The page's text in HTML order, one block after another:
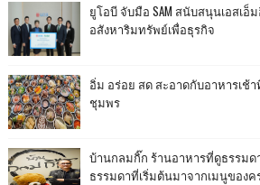
ยูโอบี จับมือ SAM สนับสนุนเอสเอ็
อสังหาริมทรัพย์เพื่อธุรกิจ
อิ่ม อร่อย สด สะอาดกับอาหารเช้
ชุมพร
บ้านกลมกิ๊ก ร้านอาหารที่ดูธรรม
ธรรมดาที่เริ่มต้นมาจากเมนูของ